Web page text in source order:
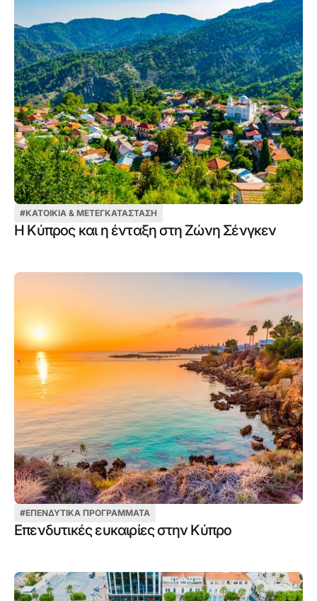
#ΚΑΤΟΙΚΊΑ & ΜΕΤΕΓΚΑΤΆΣΤΑΣΗ
Η Κύπρος και η ένταξη στη Ζώνη Σένγκεν
#ΕΠΕΝΔΥΤΙΚΆ ΠΡΟΓΡΆΜΜΑΤΑ
Επενδυτικές ευκαιρίες στην Κύπρο